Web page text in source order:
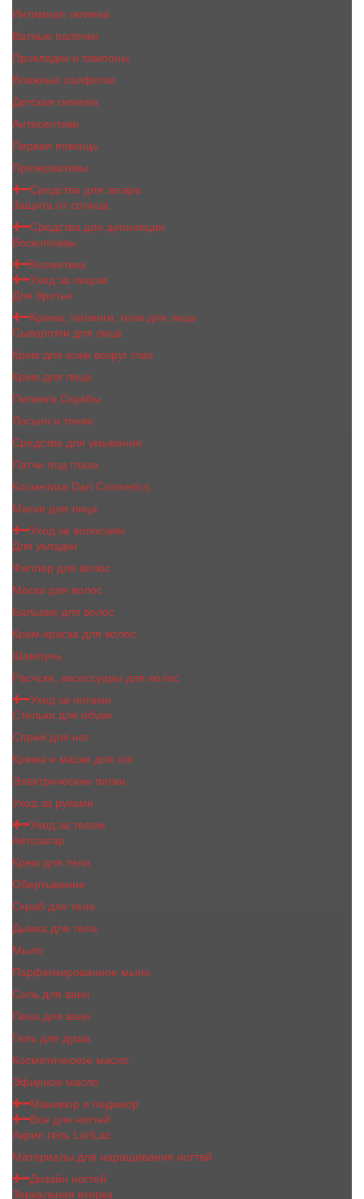
Интимная гигиена
Ватные палочки
Прокладки и тампоны
Влажные салфетки
Детская гигиена
Антисептики
Первая помощь
Презервативы
Средства для загара
Защита от солнца
Средства для депиляции
Воскоплавы
Косметика
Уход за лицом
Для бритья
Крема, пилинги, гели для лица
Сыворотки для лица
Крем для кожи вокруг глаз
Крем для лица
Пилинги,Скрабы
Лосьон и тоник
Средства для умывания
Патчи под глаза
Косметика Dari Cosmetics
Маски для лица
Уход за волосами
Для укладки
Филлер для волос
Маска для волос
Бальзам для волос
Крем-краска для волос
Шампунь
Расчски, аксессуары для волос
Уход за ногами
Стельки для обуви
Спрей для ног
Крема и маски для ног
Электрические пилки
Уход за руками
Уход за телом
Автозагар
Крем для тела
Обертывание
Скраб для тела
Дымка для тела
Мыло
Парфюмированное мыло
Соль для ванн
Пена для ванн
Гель для душа
Косметическое масло
Эфирное масло
Маникюр и педикюр
Все для ногтей
Акрил гель LoriLac
Материалы для наращивания ногтей
Дизайн ногтей
Зеркальная втирка